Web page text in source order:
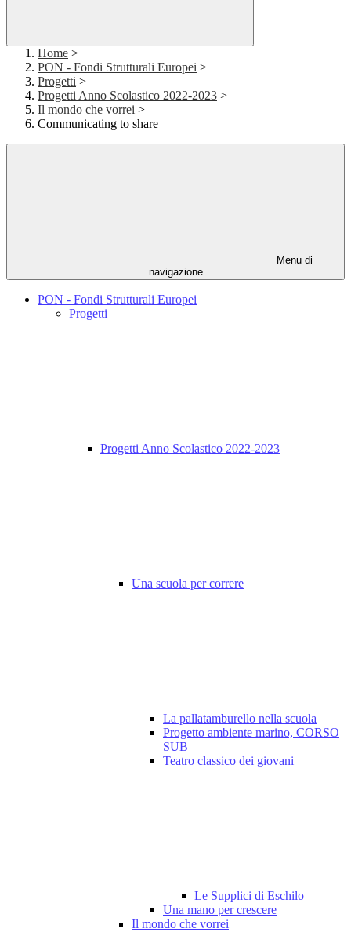
Home >
PON - Fondi Strutturali Europei >
Progetti >
Progetti Anno Scolastico 2022-2023 >
Il mondo che vorrei >
Communicating to share
Menu di
navigazione
PON - Fondi Strutturali Europei
Progetti
Progetti Anno Scolastico 2022-2023
Una scuola per correre
La pallatamburello nella scuola
Progetto ambiente marino, CORSO
SUB
Teatro classico dei giovani
Le Supplici di Eschilo
Una mano per crescere
Il mondo che vorrei